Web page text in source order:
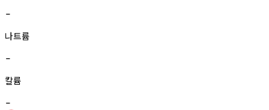
-
나트륨
-
칼륨
-